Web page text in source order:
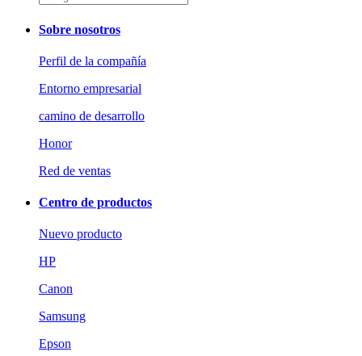
Sobre nosotros
Perfil de la compañía
Entorno empresarial
camino de desarrollo
Honor
Red de ventas
Centro de productos
Nuevo producto
HP
Canon
Samsung
Epson